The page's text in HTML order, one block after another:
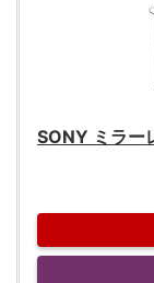
SONY ミラー